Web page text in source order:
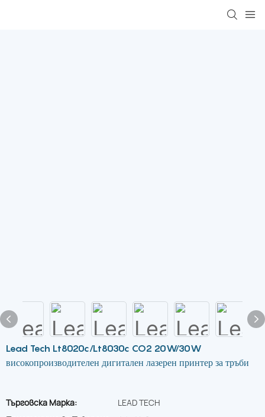
Lead Tech Lt8020c/Lt8030c CO2 20W/30W
високопроизводителен дигитален лазерен принтер за тръби
Търговска Марка:
LEAD TECH